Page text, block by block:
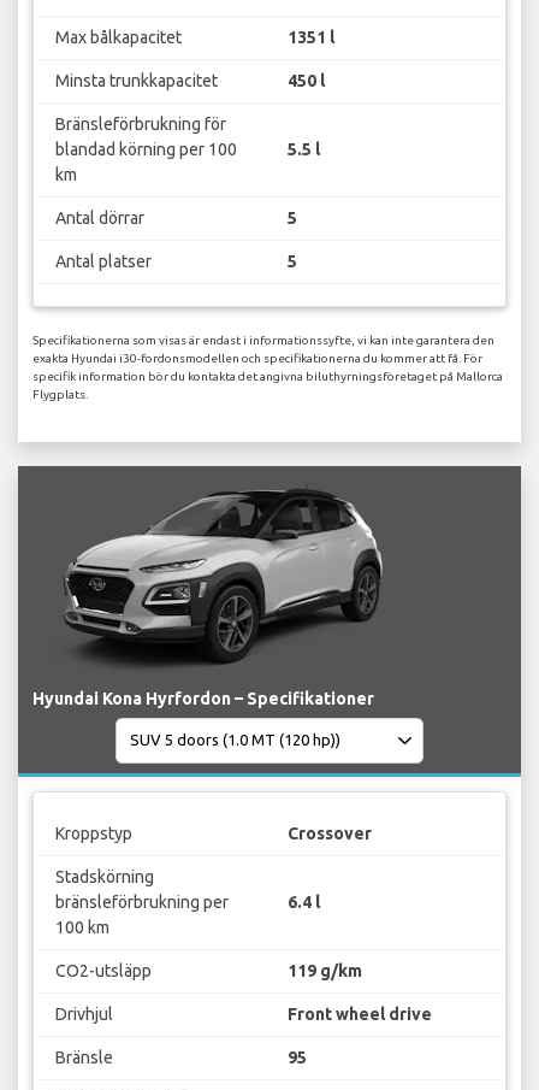
Max bålkapacitet 1351 l
Minsta trunkkapacitet 450 l
Bränsleförbrukning för
blandad körning per 100
km
5.5 l
Antal dörrar 5
Antal platser 5
Specifikationerna som visas är endast i informationssyfte, vi kan inte garantera den
exakta Hyundai i30-fordonsmodellen och specifikationerna du kommer att få. För
specifik information bör du kontakta det angivna biluthyrningsföretaget på Mallorca
Flygplats.
Hyundai Kona Hyrfordon – Specifikationer
Kroppstyp Crossover
Stadskörning
bränsleförbrukning per
100 km
6.4 l
CO2-utsläpp 119 g/km
Drivhjul Front wheel drive
Bränsle 95